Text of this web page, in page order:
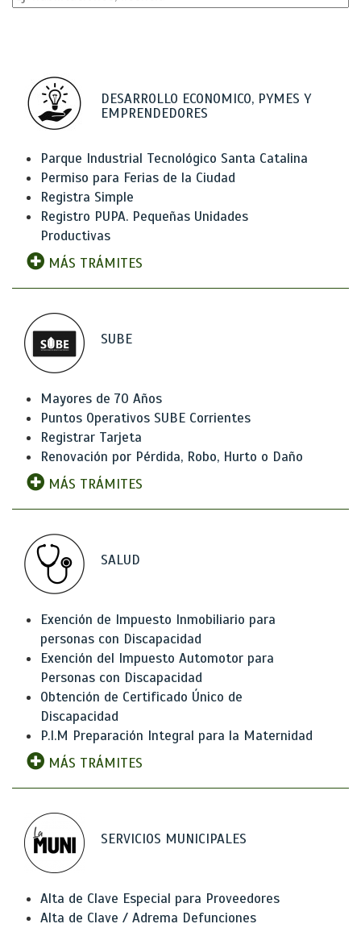
DESARROLLO ECONOMICO, PYMES Y
EMPRENDEDORES
Parque Industrial Tecnológico Santa Catalina
Permiso para Ferias de la Ciudad
Registra Simple
Registro PUPA. Pequeñas Unidades
Productivas
MÁS TRÁMITES
SUBE
Mayores de 70 Años
Puntos Operativos SUBE Corrientes
Registrar Tarjeta
Renovación por Pérdida, Robo, Hurto o Daño
MÁS TRÁMITES
SALUD
Exención de Impuesto Inmobiliario para
personas con Discapacidad
Exención del Impuesto Automotor para
Personas con Discapacidad
Obtención de Certificado Único de
Discapacidad
P.I.M Preparación Integral para la Maternidad
MÁS TRÁMITES
SERVICIOS MUNICIPALES
Alta de Clave Especial para Proveedores
Alta de Clave / Adrema Defunciones